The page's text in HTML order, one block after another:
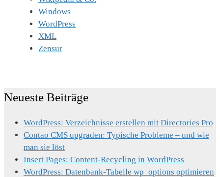
Windows
WordPress
XML
Zensur
Neueste Beiträge
WordPress: Verzeichnisse erstellen mit Directories Pro
Contao CMS upgraden: Typische Probleme – und wie
man sie löst
Insert Pages: Content-Recycling in WordPress
WordPress: Datenbank-Tabelle wp_options optimieren